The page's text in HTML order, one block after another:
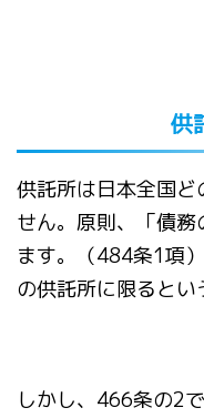
供
供託所は日本全国
せん。原則、「債
ます。（484条1項
の供託所に限るとい
しかし、466条の2